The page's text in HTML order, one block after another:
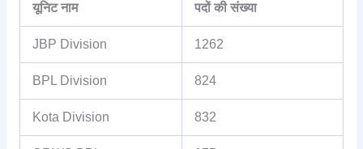
यूनिट नाम पदों की संख्या
JBP Division 1262
BPL Division 824
Kota Division 832